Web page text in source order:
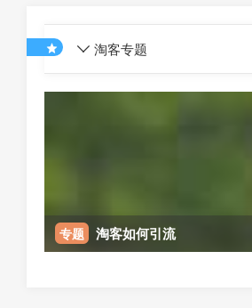
淘客专题
专题 淘客如何引流